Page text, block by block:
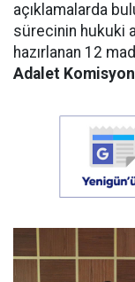
açıklamalarda
sürecinin hukuki
hazırlanan 12
Adalet